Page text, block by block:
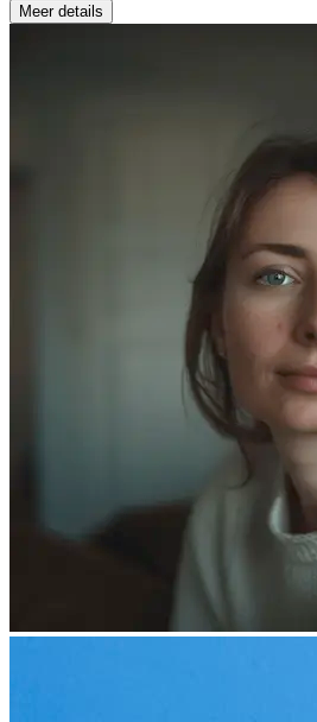
Meer details